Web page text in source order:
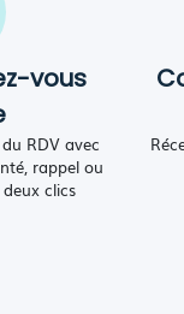
vous
RDV avec
rappel ou
clics